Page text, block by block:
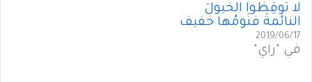
لا تُوقِظوا الخيولَ
النائمةَ فنَومُها خفيف
2019/06/17
في "رأي"